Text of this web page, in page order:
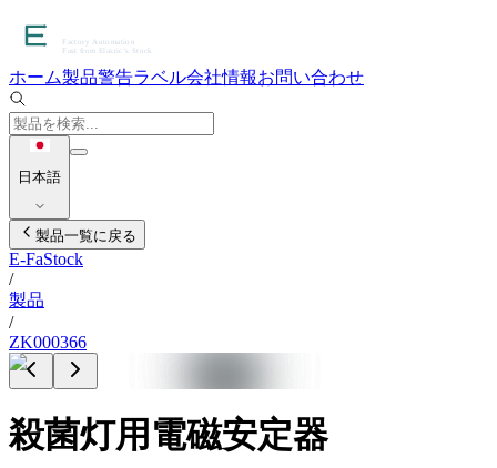
ホーム製品警告ラベル会社情報お問い合わせ
日本語
製品一覧に戻る
E-FaStock
/
製品
/
ZK000366
殺菌灯用電磁安定器